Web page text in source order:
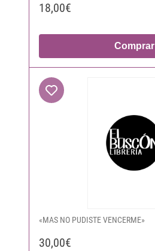
18,00€
Comprar
«MAS NO PUDISTE VENCERME»
30,00€